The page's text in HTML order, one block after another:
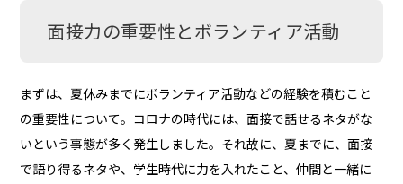
面接力の重要性とボランティア活動
まずは、夏休みまでにボランティア活動などの経験を積むこと
の重要性について。コロナの時代には、面接で話せるネタがな
いという事態が多く発生しました。それ故に、夏までに、面接
で語り得るネタや、学生時代に力を入れたこと、仲間と一緒に